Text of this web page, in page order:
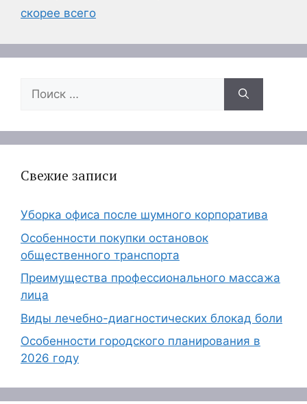
скорее всего
Поиск:
Свежие записи
Уборка офиса после шумного корпоратива
Особенности покупки остановок
общественного транспорта
Преимущества профессионального массажа
лица
Виды лечебно-диагностических блокад боли
Особенности городского планирования в
2026 году